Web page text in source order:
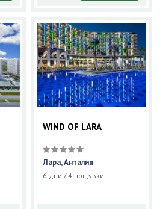
WIND OF LARA
Лара, Анталия
6 дни / 4 нощувки